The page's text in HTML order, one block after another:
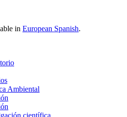
in European Spanish.
Ambiental
científica